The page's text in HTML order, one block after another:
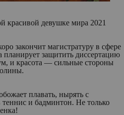
красивой девушке мира 2021
закончит магистратуру в сфере
защитить диссертацию
и красота — сильные стороны
плавать, нырять с
теннис и бадминтон. Не только